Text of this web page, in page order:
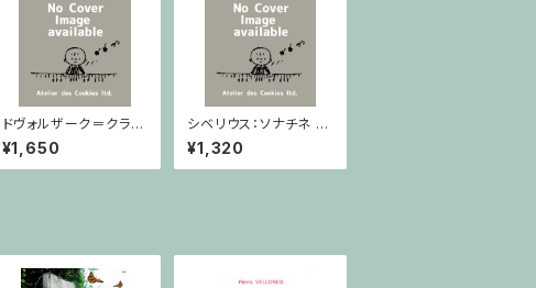
ドヴォルザーク＝クライ
スラー：スラヴ幻想曲 ロ
短調 from Op.55-4,
Op.75 / ヴァイオリン
¥1,650
シベリウス：ソナチネ ホ
長調 Op.80 / ヴァイオ
リンとピアノ
¥1,320